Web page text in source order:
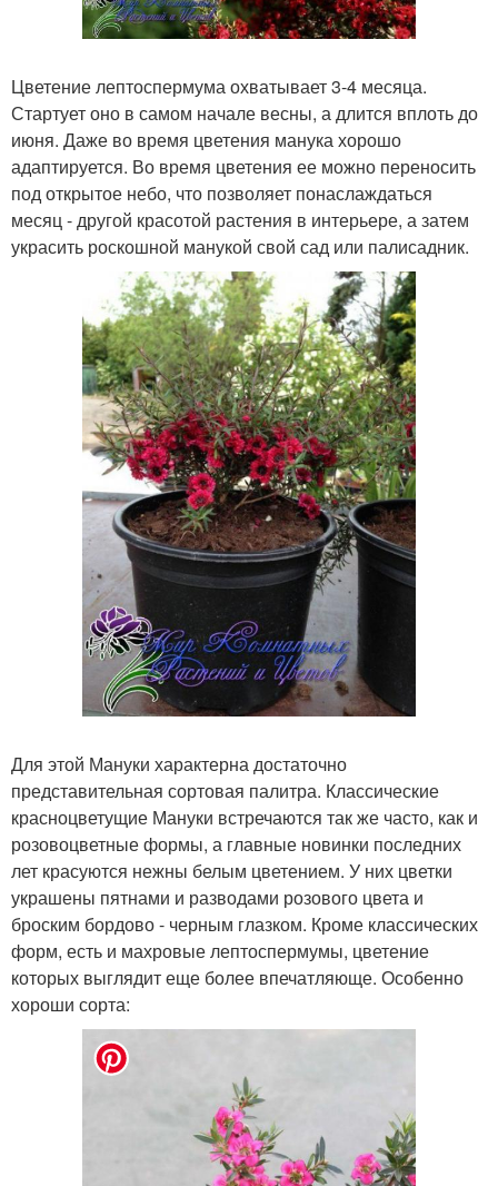
Цветение лептоспермума охватывает 3-4 месяца.
Стартует оно в самом начале весны, а длится вплоть до
июня. Даже во время цветения манука хорошо
адаптируется. Во время цветения ее можно переносить
под открытое небо, что позволяет понаслаждаться
месяц - другой красотой растения в интерьере, а затем
украсить роскошной манукой свой сад или палисадник.
Для этой Мануки характерна достаточно
представительная сортовая палитра. Классические
красноцветущие Мануки встречаются так же часто, как и
розовоцветные формы, а главные новинки последних
лет красуются нежны белым цветением. У них цветки
украшены пятнами и разводами розового цвета и
броским бордово - черным глазком. Кроме классических
форм, есть и махровые лептоспермумы, цветение
которых выглядит еще более впечатляюще. Особенно
хороши сорта: